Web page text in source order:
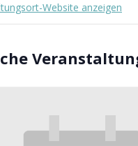
Website anzeigen